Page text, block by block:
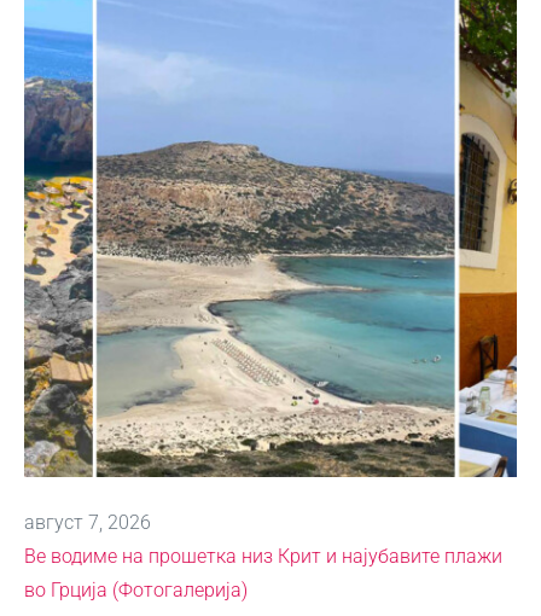
август 7, 2026
Ве водиме на прошетка низ Крит и најубавите плажи
во Грција (Фотогалерија)